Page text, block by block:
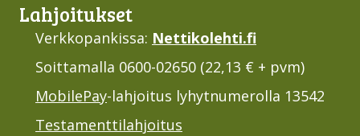
Lahjoi­tukset
Verkkopankissa: Nettikolehti.fi
Soittamalla 0600-02650 (22,13 € + pvm)
MobilePay-lahjoitus lyhytnumerolla 13542
Testamenttilahjoitus